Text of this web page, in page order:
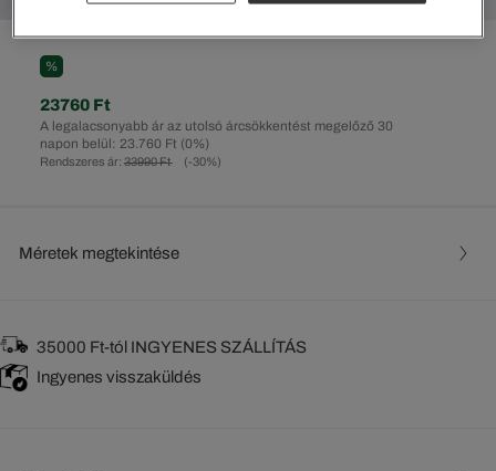
%
Rendszeres ár: 33990 Ft (-30%)
A legalacsonyabb ár az utolsó árcsökkentést megelőző 30
napon belül: 23.760 Ft (0%)
23760 Ft
Méretek megtekintése
35000 Ft-tól INGYENES SZÁLLÍTÁS
Ingyenes visszaküldés